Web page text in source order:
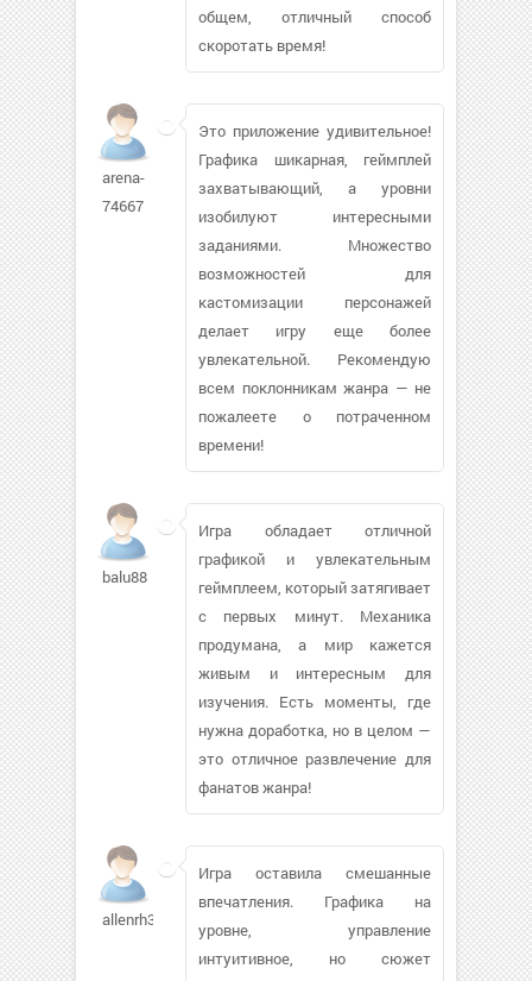
общем, отличный способ
скоротать время!
arena-
74667
Это приложение удивительное!
Графика шикарная, геймплей
захватывающий, а уровни
изобилуют интересными
заданиями. Множество
возможностей для
кастомизации персонажей
делает игру еще более
увлекательной. Рекомендую
всем поклонникам жанра — не
пожалеете о потраченном
времени!
balu88
Игра обладает отличной
графикой и увлекательным
геймплеем, который затягивает
с первых минут. Механика
продумана, а мир кажется
живым и интересным для
изучения. Есть моменты, где
нужна доработка, но в целом —
это отличное развлечение для
фанатов жанра!
allenrh371
Игра оставила смешанные
впечатления. Графика на
уровне, управление
интуитивное, но сюжет